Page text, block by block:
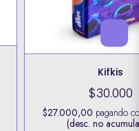
Kifkis
$30.000
$27.000,00 pagando
(desc. no